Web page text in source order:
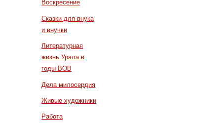
Воскресение
Сказки для внука
и внучки
Литературная
жизнь Урала в
годы ВОВ
Дела милосердия
Живые художники
Работа